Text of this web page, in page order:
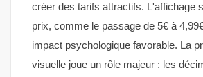
créer des tarifs attractifs. L'affichage
prix, comme le passage de 5€ à
impact psychologique favorable. La
visuelle joue un rôle majeur : les